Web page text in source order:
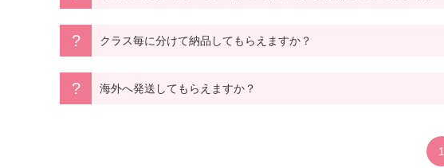
クラス毎に分けて納品してもらえますか？
海外へ発送してもらえますか？
1